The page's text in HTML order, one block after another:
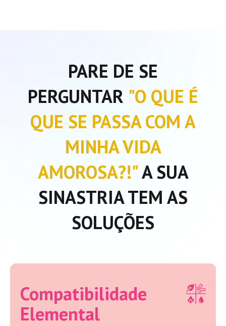
PARE DE SE
PERGUNTAR "O QUE É
QUE SE PASSA COM A
MINHA VIDA
AMOROSA?!" A SUA
SINASTRIA TEM AS
SOLUÇÕES
Compatibilidade
Elemental